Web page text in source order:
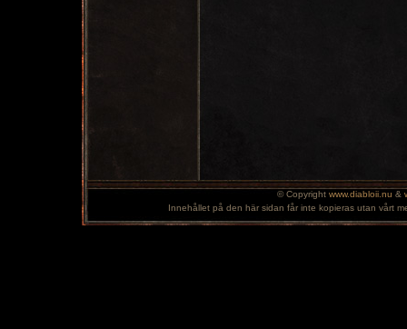
© Copyright www.diabloii.nu &
Innehållet på den här sidan får inte kopieras utan vårt